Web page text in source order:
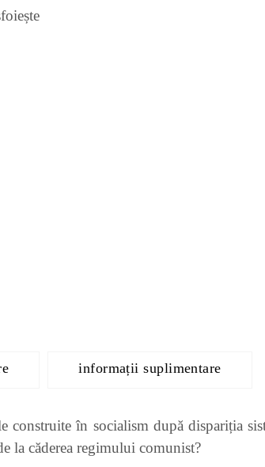
informații suplimentare
construite în socialism după dispariția
la căderea regimului comunist?